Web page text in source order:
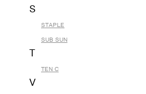
S
STAPLE
SUB SUN
TEN C
V